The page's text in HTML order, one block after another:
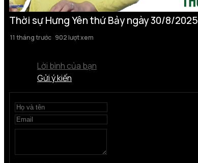
Thời sự Hưng Yên thứ Bảy ngày 30/8/2025
11 tháng trước 902 lượt xem
Lời bình của bạn
Gửi ý kiến